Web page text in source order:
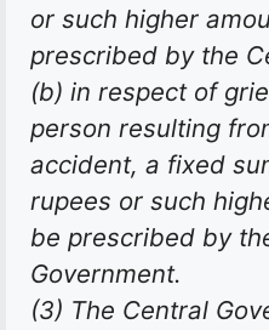
or such higher
prescribed by the
(b) in respect of
person resulting
accident, a fixed
rupees or such
be prescribed by
Government.
(3) The Central